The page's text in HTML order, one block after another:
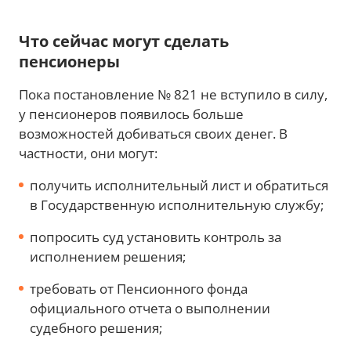
Что сейчас могут сделать
пенсионеры
Пока постановление № 821 не вступило в силу,
у пенсионеров появилось больше
возможностей добиваться своих денег. В
частности, они могут:
получить исполнительный лист и обратиться
в Государственную исполнительную службу;
попросить суд установить контроль за
исполнением решения;
требовать от Пенсионного фонда
официального отчета о выполнении
судебного решения;